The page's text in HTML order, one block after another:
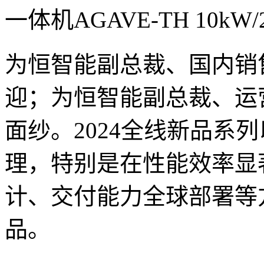
一体机AGAVE-TH
为恒智能副总裁、国内
迎；为恒智能副总裁、
面纱。2024全线新品系
理，特别是在性能效率
计、交付能力全球部署
品。